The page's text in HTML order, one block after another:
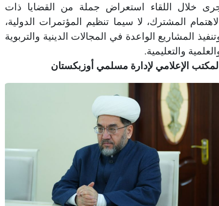
خلال اللقاء استعراض جملة من القضايا ذات
المشترك، لا سيما تنظيم المؤتمرات الدولية،
المشاريع الواعدة في المجالات الدينية والتربوية
والتعليمية.
الإعلامي لإدارة مسلمي أوزبكستان